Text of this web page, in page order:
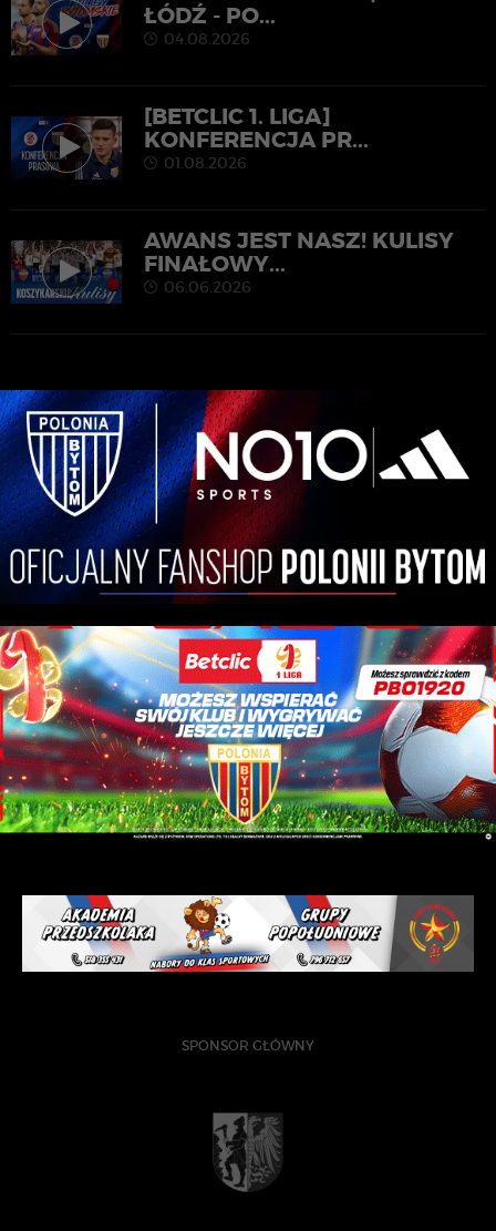
ŁÓDŹ - PO...
04.08.2026
[BETCLIC 1. LIGA]
KONFERENCJA PR...
01.08.2026
AWANS JEST NASZ! KULISY
FINAŁOWY...
06.06.2026
SPONSOR GŁÓWNY